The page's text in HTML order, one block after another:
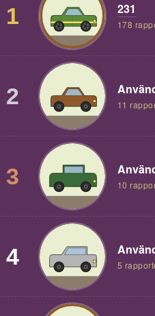
1 231
178
2 11
3 10
4 5